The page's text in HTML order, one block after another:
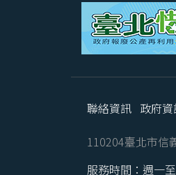
聯絡資訊 政府
110204臺北市信
服務時間：週一